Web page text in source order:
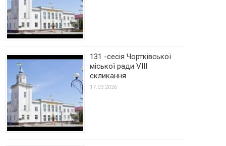
131 -сесія Чортківської
міської ради VIII
скликання
17.03.2026